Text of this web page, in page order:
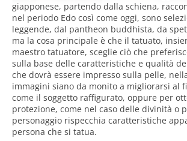
giapponese, partendo dalla schiena,
nel periodo Edo così come oggi, sono
leggende, dal pantheon buddhista, da
ma la cosa principale è che il tatuato,
maestro tatuatore, sceglie ciò che
sulla base delle caratteristiche e qualità
che dovrà essere impresso sulla pelle,
immagini siano da monito a migliorarsi al
come il soggetto raffigurato, oppure per
protezione, come nel caso delle divinità o
personaggio rispecchia caratteristiche
persona che si tatua.